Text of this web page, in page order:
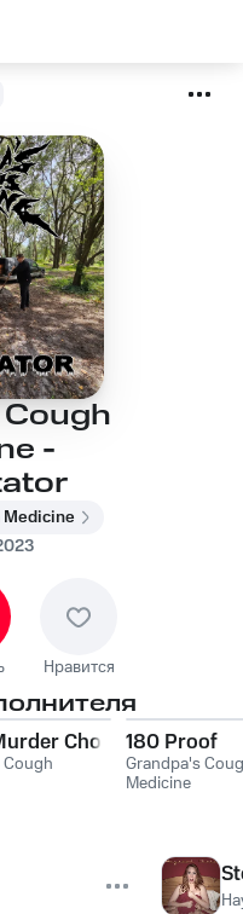
-
Medicine
Нравится
Chord 180 Proof
Grandpa's
Medicine